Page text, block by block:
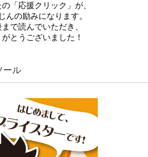
「応援クリック」が、
んの励みになります。
で読んでいただき、
がとうございました！
ール